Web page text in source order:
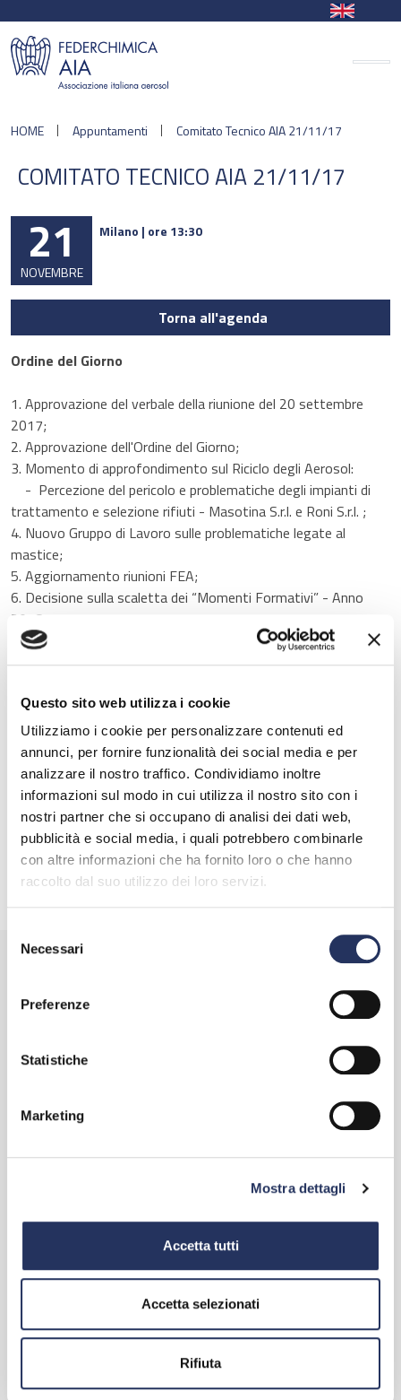
Questo sito web utilizza i cookie
Utilizziamo i cookie per personalizzare contenuti ed
annunci, per fornire funzionalità dei social media e per
analizzare il nostro traffico. Condividiamo inoltre
informazioni sul modo in cui utilizza il nostro sito con i
nostri partner che si occupano di analisi dei dati web,
pubblicità e social media, i quali potrebbero combinarle
con altre informazioni che ha fornito loro o che hanno
raccolto dal suo utilizzo dei loro servizi.
delNecessari
Preferenze
Statistiche
Marketing
Mostra dettagli
Accetta tutti
Accetta selezionati
Rifiuta
HOME Appuntamenti Comitato Tecnico AIA 21/11/17
COMITATO TECNICO AIA 21/11/17
21
NOVEMBRE
Milano | ore 13:30
Torna all'agenda
Ordine del Giorno
1. Approvazione del verbale della riunione del 20 settembre
2017;
2. Approvazione dell'Ordine del Giorno;
3. Momento di approfondimento sul Riciclo degli Aerosol:
- Percezione del pericolo e problematiche degli impianti di
trattamento e selezione rifiuti - Masotina S.r.l. e Roni S.r.l. ;
4. Nuovo Gruppo di Lavoro sulle problematiche legate al
mastice;
5. Aggiornamento riunioni FEA;
6. Decisione sulla scaletta dei “Momenti Formativi” - Anno
2018;
Quando"
Al: 21/11/2017 13:30
Contatti
Tel.: 02 34565.365
Dove
SEGUICI SU
YOUTUBE
X
Tweets by Federchimica